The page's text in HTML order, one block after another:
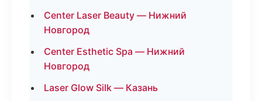
Center Laser Beauty — Нижний
Новгород
Center Esthetic Spa — Нижний
Новгород
Laser Glow Silk — Казань